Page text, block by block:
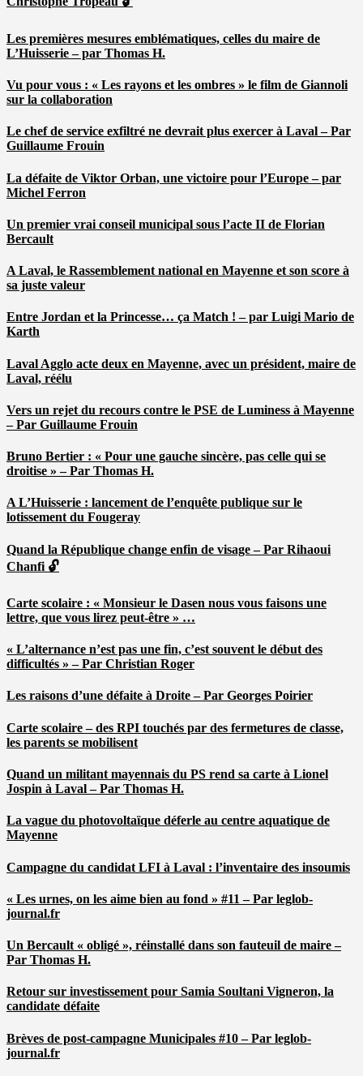
Les premières mesures emblématiques, celles du maire de
L’Huisserie – par Thomas H.
Vu pour vous : « Les rayons et les ombres » le film de Giannoli
sur la collaboration
Le chef de service exfiltré ne devrait plus exercer à Laval – Par
Guillaume Frouin
La défaite de Viktor Orban, une victoire pour l’Europe – par
Michel Ferron
Un premier vrai conseil municipal sous l’acte II de Florian
Bercault
A Laval, le Rassemblement national en Mayenne et son score à
sa juste valeur
Entre Jordan et la Princesse… ça Match ! – par Luigi Mario de
Karth
Laval Agglo acte deux en Mayenne, avec un président, maire de
Laval, réélu
Vers un rejet du recours contre le PSE de Luminess à Mayenne
– Par Guillaume Frouin
Bruno Bertier : « Pour une gauche sincère, pas celle qui se
droitise » – Par Thomas H.
A L’Huisserie : lancement de l’enquête publique sur le
lotissement du Fougeray
Quand la République change enfin de visage – Par Rihaoui
Chanfi 🔓
Carte scolaire : « Monsieur le Dasen nous vous faisons une
lettre, que vous lirez peut-être » …
« L’alternance n’est pas une fin, c’est souvent le début des
difficultés » – Par Christian Roger
Les raisons d’une défaite à Droite – Par Georges Poirier
Carte scolaire – des RPI touchés par des fermetures de classe,
les parents se mobilisent
Quand un militant mayennais du PS rend sa carte à Lionel
Jospin à Laval – Par Thomas H.
La vague du photovoltaïque déferle au centre aquatique de
Mayenne
Campagne du candidat LFI à Laval : l’inventaire des insoumis
« Les urnes, on les aime bien au fond » #11 – Par leglob-
journal.fr
Un Bercault « obligé », réinstallé dans son fauteuil de maire –
Par Thomas H.
Retour sur investissement pour Samia Soultani Vigneron, la
candidate défaite
Brèves de post-campagne Municipales #10 – Par leglob-
journal.fr